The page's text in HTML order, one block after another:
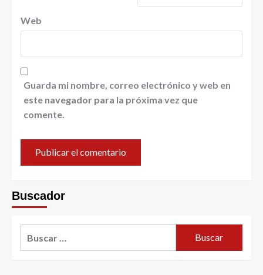
Web
Guarda mi nombre, correo electrónico y web en
este navegador para la próxima vez que
comente.
Buscador